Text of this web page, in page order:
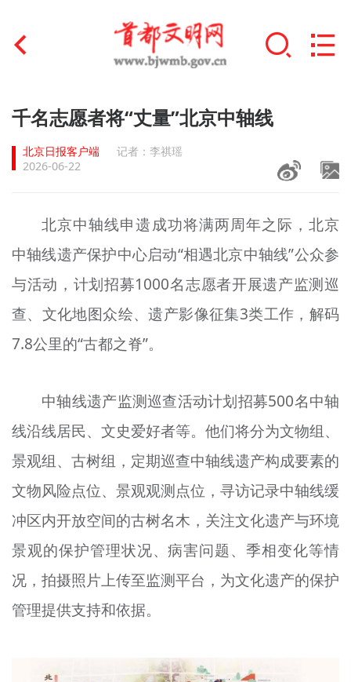
首页
文明创建
文明培育
+
未成年人思想道德建设
榜样人物
+
身边好人
北京宣传文化引导基金
宣传思想文化人才
专题
资料库
+
千名志愿者将“丈量”北京中轴线
北京日报客户端
记者：李祺瑶
2026-06-22
北京中轴线申遗成功将满两周年之际，北京
中轴线遗产保护中心启动“相遇北京中轴线”公众参
与活动，计划招募1000名志愿者开展遗产监测巡
查、文化地图众绘、遗产影像征集3类工作，解码
7.8公里的“古都之脊”。
中轴线遗产监测巡查活动计划招募500名中轴
线沿线居民、文史爱好者等。他们将分为文物组、
景观组、古树组，定期巡查中轴线遗产构成要素的
文物风险点位、景观观测点位，寻访记录中轴线缓
冲区内开放空间的古树名木，关注文化遗产与环境
景观的保护管理状况、病害问题、季相变化等情
况，拍摄照片上传至监测平台，为文化遗产的保护
管理提供支持和依据。